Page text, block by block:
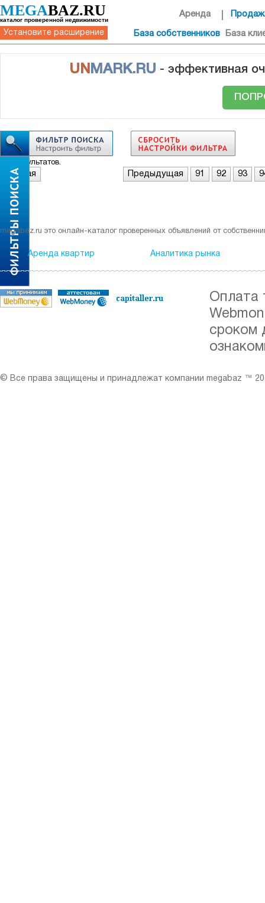
MEGABAZ.RU
каталог проверенной недвижимости
Установите расширение
Аренда
База собственников База
UN MARK.RU - эффективная
Нет результатов.
Первая Предыдущая 91 92 93
megabaz.ru это онлайн-каталог проверенных объявлений от
Аренда квартир Аналитика рынка
Оплата
сроком
© Все права защищены и принадлежат компании megabaz ™